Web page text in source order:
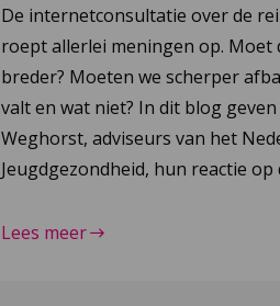
De internetconsultatie over de
roept allerlei meningen op. Moet
breder? Moeten we scherper
valt en wat niet? In dit blog
Weghorst, adviseurs van het
Jeugdgezondheid, hun reactie op
Lees meer